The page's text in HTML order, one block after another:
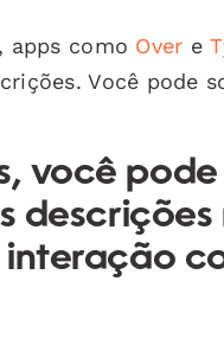
apps como Over e
Você pode
você